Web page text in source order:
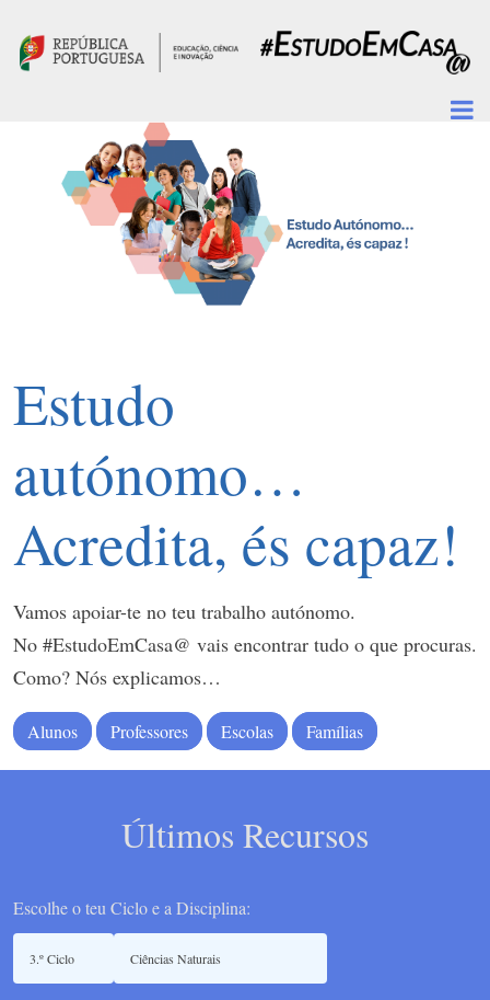
Estudo
autónomo…
Acredita, és capaz!
Vamos apoiar-te no teu trabalho autónomo.
No #EstudoEmCasa@ vais encontrar tudo o que procuras.
Como? Nós explicamos…
Alunos Professores Escolas Famílias
Últimos Recursos
Escolhe o teu Ciclo e a Disciplina: